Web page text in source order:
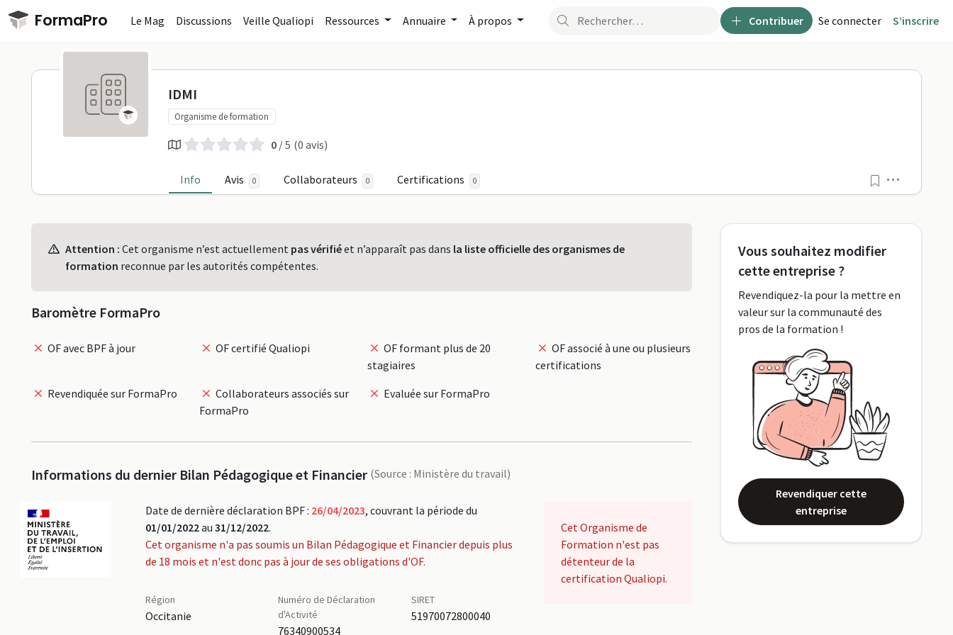
Passer au contenu principal
FormaPro Contribuer Se connecter S’inscrire
Le Mag Discussions Veille Qualiopi Ressources Annuaire À propos
IDMI sur FormaPro
IDMI
Organisme de formation
0 / 5 (0 avis)
Info Avis 0 Collaborateurs 0 Certifications 0
ProfilAttention : Cet organisme n’est actuellement pas vérifiéet n’apparaît pas dans la liste officielle des organismes de
formation reconnue par les autorités compétentes.
Baromètre FormaPro
OF avec BPF à jour OF certifié Qualiopi
OF formant plus de 20
stagiaires
OF associé à une ou plusieurs
certifications
Revendiquée sur FormaPro
Collaborateurs associés sur
FormaPro
Evaluée sur FormaPro
Informations du dernier Bilan Pédagogique et Financier (Source : Ministère du travail)
Date de dernière déclaration BPF : 26/04/2023, couvrant la période du
01/01/2022au 31/12/2022.
Cet organisme n'a pas soumis un Bilan Pédagogique et Financier depuis plus
de 18 mois et n'est donc pas à jour de ses obligations d'OF.
Région
Occitanie
Numéro de Déclaration
d'Activité
76340900534
SIRET
51970072800040
Cet Organisme de
Formation n'est pas
détenteur de la
certification Qualiopi.
Vous souhaitez modifier
cette entreprise ?
Revendiquez-la pour la mettre en
valeur sur la communauté des
pros de la formation !
Revendiquer cette
entreprise